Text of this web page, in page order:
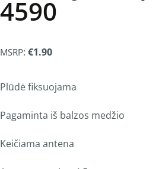
4590
MSRP: €1.90
Plūdė fiksuojama
Pagaminta iš balzos medžio
Keičiama antena